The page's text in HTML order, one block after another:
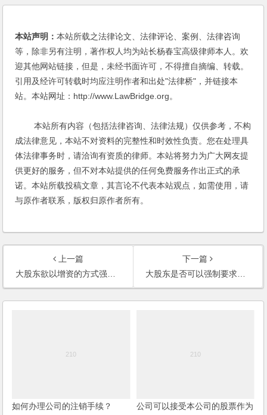
本站声明：本站所载之法律论文、法律评论、案例、法律咨询
等，除非另有注明，著作权人均为站长杨春宝高级律师本人。欢
迎其他网站链接，但是，未经书面许可，不得擅自摘编、转载。
引用及经许可转载时均应注明作者和出处"法律桥"，并链接本
站。本站网址：http://www.LawBridge.org。
本站所有内容（包括法律咨询、法律法规）仅供参考，不构
成法律意见，本站不对资料的完整性和时效性负责。您在处理具
体法律事务时，请洽询有资质的律师。本站将努力为广大网友提
供更好的服务，但不对本站提供的任何免费服务作出正式的承
诺。本站所载投稿文章，其言论不代表本站观点，如需使用，请
与原作者联系，版权归原作者所有。
上一篇
大股东欲以增资的方式强迫压低另一股东的股份，是否合法？
下一篇
大股东是否可以强制要求小股东退股？
如何办理公司的注销手续？
公司可以接受本公司的股票作为